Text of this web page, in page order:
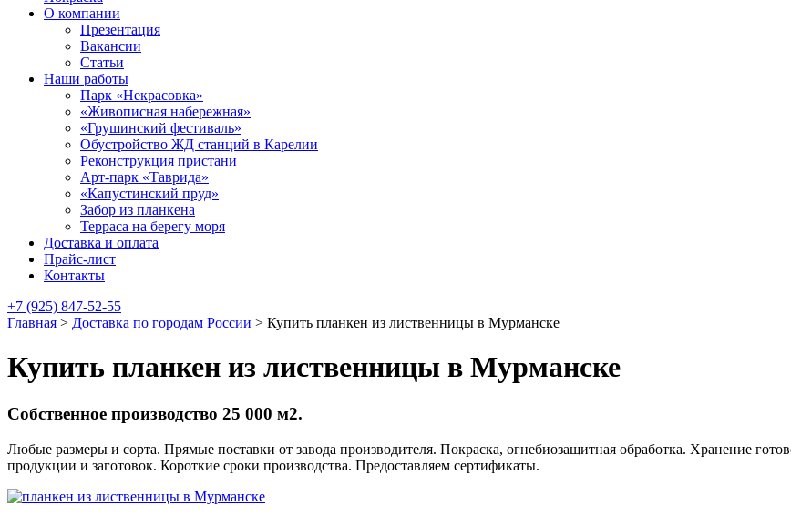
О компании
Презентация
Вакансии
Статьи
Наши работы
Парк «Некрасовка»
«Живописная набережная»
«Грушинский фестиваль»
Обустройство ЖД станций в Карелии
Реконструкция пристани
Арт-парк «Таврида»
«Капустинский пруд»
Забор из планкена
Терраса на берегу моря
Доставка и оплата
Прайс-лист
Контакты
+7 (925) 847-52-55
Главная > Доставка по городам России > Купить планкен из лиственницы в Мурманске
Купить планкен из лиственницы в Мурманске
Собственное производство 25 000 м2.
Любые размеры и сорта. Прямые поставки от завода производителя. Покраска, огнебиозащитная обработка. Хранение
продукции и заготовок. Короткие сроки производства. Предоставляем сертификаты.